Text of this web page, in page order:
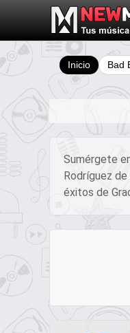
Inicio Bad
Sumérgete
Rodríguez
éxitos de